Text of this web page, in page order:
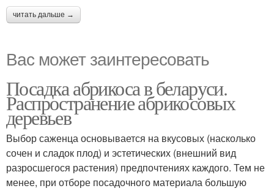
читать дальше →
Вас может заинтересовать
Посадка абрикоса в беларуси.
Распространение абрикосовых
деревьев
Выбор саженца основывается на вкусовых (насколько
сочен и сладок плод) и эстетических (внешний вид
разросшегося растения) предпочтениях каждого. Тем не
менее, при отборе посадочного материала большую